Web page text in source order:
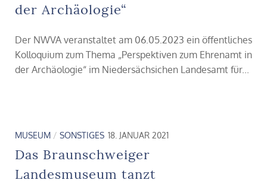
der Archäologie“
Der NWVA veranstaltet am 06.05.2023 ein öffentliches
Kolloquium zum Thema „Perspektiven zum Ehrenamt in
der Archäologie“ im Niedersächsichen Landesamt für...
MUSEUM / SONSTIGES 18. JANUAR 2021
Das Braunschweiger
Landesmuseum tanzt